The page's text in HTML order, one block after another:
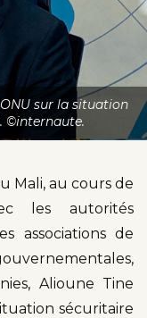
sur la situation
©internaute.
Mali, au cours de
les autorités
associations de
Alioune Tine
sécuritaire